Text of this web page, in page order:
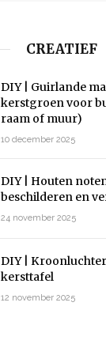
CREATIEF
DIY | Guirlande
kerstgroen voor
raam of muur)
10 december 2025
DIY | Houten
beschilderen en
24 november 2025
DIY |
kersttafel
12 november 2025